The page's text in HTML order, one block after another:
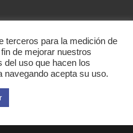
terceros para la medición de
de mejorar nuestros
del uso que hacen los
navegando acepta su uso.